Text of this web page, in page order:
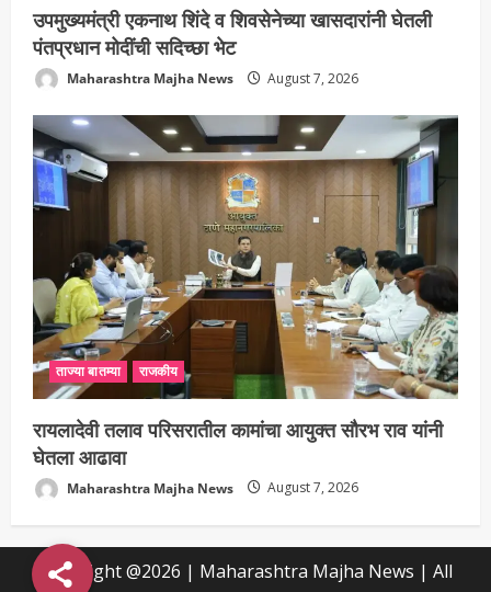
उपमुख्यमंत्री एकनाथ शिंदे व शिवसेनेच्या खासदारांनी घेतली
पंतप्रधान मोदींची सदिच्छा भेट
Maharashtra Majha News August 7, 2026
ताज्या बातम्या राजकीय
रायलादेवी तलाव परिसरातील कामांचा आयुक्त सौरभ राव यांनी
घेतला आढावा
Maharashtra Majha News August 7, 2026
Copyright @2026 | Maharashtra Majha News | All